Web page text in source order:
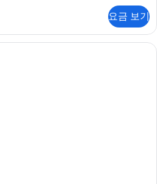
요금 보기